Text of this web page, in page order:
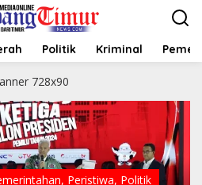
Politik Kriminal
, Peristiwa, Politik